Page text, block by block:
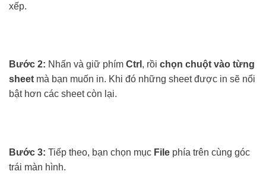
xếp.
Bước 2: Nhấn và giữ phím Ctrl , rồi chọn chuột vào từng
sheet mà bạn muốn in. Khi đó những sheet được in sẽ nổi
bật hơn các sheet còn lại.
Bước 3: Tiếp theo, bạn chọn mục File phía trên cùng góc
trái màn hình.